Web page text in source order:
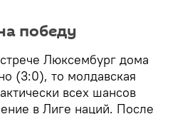
победу
Люксембург дома
(3:0), то молдавская
всех шансов
в Лиге наций. После